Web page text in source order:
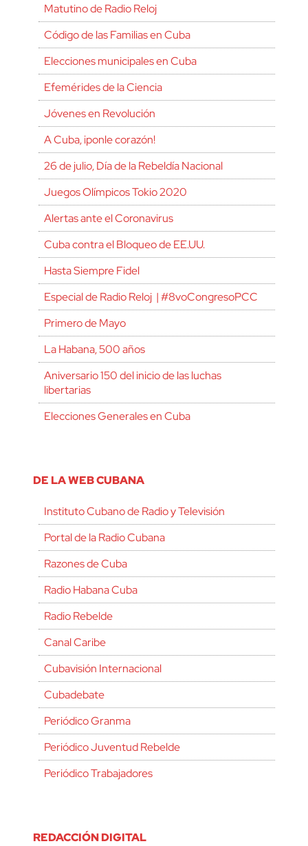
Matutino de Radio Reloj
Código de las Familias en Cuba
Elecciones municipales en Cuba
Efemérides de la Ciencia
Jóvenes en Revolución
A Cuba, ¡ponle corazón!
26 de julio, Día de la Rebeldía Nacional
Juegos Olímpicos Tokio 2020
Alertas ante el Coronavirus
Cuba contra el Bloqueo de EE.UU.
Hasta Siempre Fidel
Especial de Radio Reloj | #8voCongresoPCC
Primero de Mayo
La Habana, 500 años
Aniversario 150 del inicio de las luchas
libertarias
Elecciones Generales en Cuba
DE LA WEB CUBANA
Instituto Cubano de Radio y Televisión
Portal de la Radio Cubana
Razones de Cuba
Radio Habana Cuba
Radio Rebelde
Canal Caribe
Cubavisión Internacional
Cubadebate
Periódico Granma
Periódico Juventud Rebelde
Periódico Trabajadores
REDACCIÓN DIGITAL